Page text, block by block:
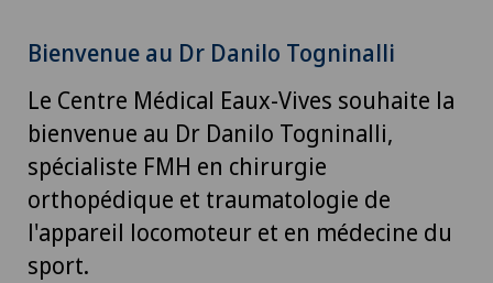
Bienvenue au Dr Danilo Togninalli
Le Centre Médical Eaux-Vives souhaite la
bienvenue au Dr Danilo Togninalli,
spécialiste FMH en chirurgie
orthopédique et traumatologie de
l'appareil locomoteur et en médecine du
sport.